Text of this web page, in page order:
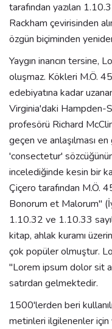
tarafından yazılan
Rackham çevirisinden
özgün biçiminden
Yaygın inancın tersine,
oluşmaz. Kökleri M.Ö.
edebiyatına kadar
Virginia'daki Hampden-
profesörü Richard
geçen ve anlaşılması
'consectetur'
incelediğinde kesin bir
Çiçero tarafından M.Ö.
Bonorum et Malorum"
1.10.32 ve 1.10.33
kitap, ahlak kuramı
çok popüler olmuştur.
"Lorem ipsum dolor sit
satırdan gelmektedir.
1500'lerden beri
metinleri ilgilenenler